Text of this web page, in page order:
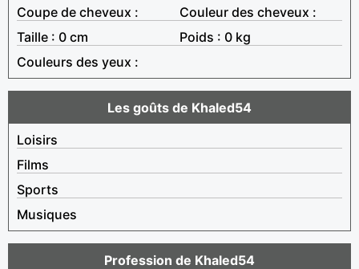
Coupe de cheveux :
Couleur des cheveux :
Taille : 0 cm
Poids : 0 kg
Couleurs des yeux :
Les goûts de Khaled54
Loisirs
Films
Sports
Musiques
Profession de Khaled54